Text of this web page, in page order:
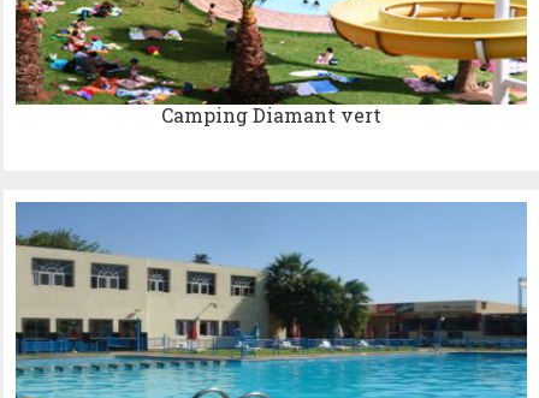
Camping Diamant vert